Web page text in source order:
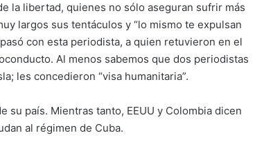
la libertad, quienes no sólo aseguran sufrir más
largos sus tentáculos y “lo mismo te expulsan
con esta periodista, a quien retuvieron en el
Al menos sabemos que dos periodistas
les concedieron “visa humanitaria”.
su país. Mientras tanto, EEUU y Colombia dicen
al régimen de Cuba.